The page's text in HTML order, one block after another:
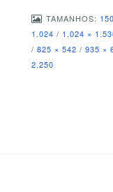
TAMANHOS:
1.024 / 1.024 ×
/ 825 × 542 / 935 ×
2.250